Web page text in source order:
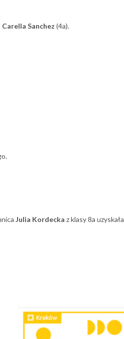
Sanchez (4a).
Julia Kordecka z klasy 8a uzyskała